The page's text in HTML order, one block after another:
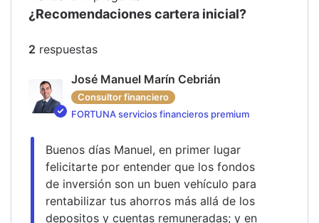
¿Recomendaciones cartera inicial?
2 respuestas
José Manuel Marín Cebrián
Consultor financiero
FORTUNA servicios financieros premium
Buenos días Manuel, en primer lugar
felicitarte por entender que los fondos
de inversión son un buen vehículo para
rentabilizar tus ahorros más allá de los
depositos y cuentas remuneradas; y en